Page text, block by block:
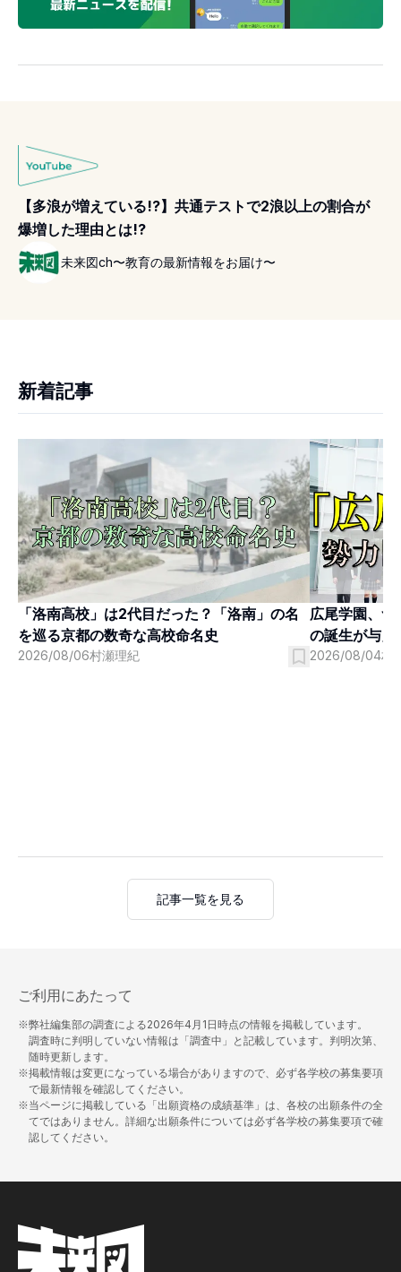
【多浪が増えている!?】共通テストで2浪以上の割合が
爆増した理由とは!?
未来図ch〜教育の最新情報をお届け〜
新着記事
「洛南高校」は2代目だった？「洛南」の名
を巡る京都の数奇な高校命名史
2026/08/06村瀬理紀
広尾学園、
の誕生が与え
2026/08/04村
記事一覧を見る
ご利用にあたって
※弊社編集部の調査による2026年4月1日時点の情報を掲載しています。
調査時に判明していない情報は「調査中」と記載しています。判明次第、
随時更新します。
※掲載情報は変更になっている場合がありますので、必ず各学校の募集要項
で最新情報を確認してください。
※当ページに掲載している「出願資格の成績基準」は、各校の出願条件の全
てではありません。詳細な出願条件については必ず各学校の募集要項で確
認してください。